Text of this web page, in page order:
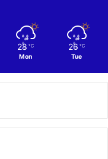
28 ℃
Mon
26 ℃
Tue